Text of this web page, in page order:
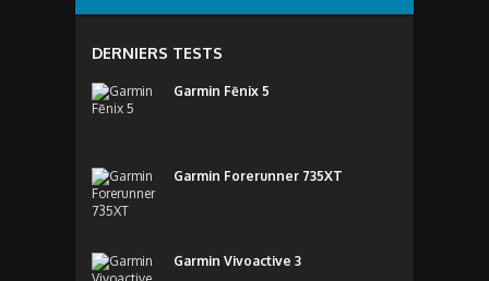
DERNIERS TESTS
Garmin Fēnix 5
Garmin Forerunner 735XT
Garmin Vivoactive 3